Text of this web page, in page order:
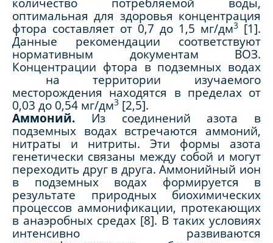
оптимальная для здоровья концентрация
фтора составляет от 0,7 до 1,5 мг/дм3 [1].
Данные рекомендации соответствуют
нормативным документам ВОЗ.
Концентрации фтора в подземных водах
на территории изучаемого
месторождения находятся в пределах от
0,03 до 0,54 мг/дм3 [2,5].
Аммоний. Из соединений азота в
подземных водах встречаются аммоний,
нитраты и нитриты. Эти формы азота
генетически связаны между собой и могут
переходить друг в друга. Аммонийный ион
в подземных водах формируется в
результате природных биохимических
процессов аммонификации, протекающих
в анаэробных средах [8]. В таких условиях
интенсивно развиваются